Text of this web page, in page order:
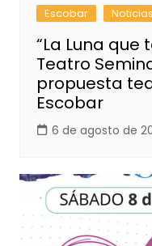
Escobar Noticias
“La Luna que
Teatro
propuesta
Escobar
6 de agosto de